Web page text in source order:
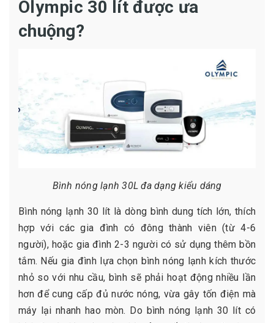
Olympic 30 lít được ưa
chuộng?
Bình nóng lạnh 30L đa dạng kiểu dáng
Bình nóng lạnh 30 lít là dòng bình dung tích lớn, thích
hợp với các gia đình có đông thành viên (từ 4-6
người), hoặc gia đình 2-3 người có sử dụng thêm bồn
tắm. Nếu gia đình lựa chọn bình nóng lạnh kích thước
nhỏ so với nhu cầu, bình sẽ phải hoạt động nhiều lần
hơn để cung cấp đủ nước nóng, vừa gây tốn điện mà
máy lại nhanh hao mòn. Do bình nóng lạnh 30 lít có